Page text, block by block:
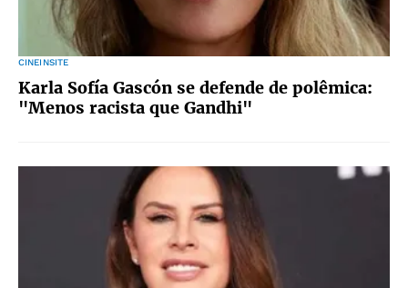
CINEINSITE
Karla Sofía Gascón se defende de polêmica:
"Menos racista que Gandhi"